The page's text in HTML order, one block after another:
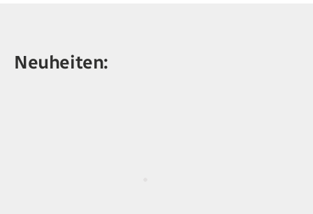
Neuheiten: